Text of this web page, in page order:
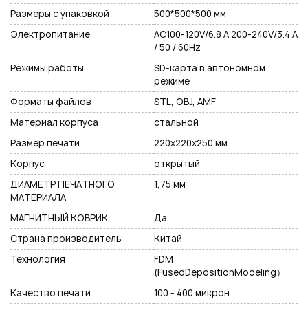
Размеры с упаковкой
500*500*500 мм
Электропитание
AC100-120V/6.8 A 200-240V/3.4 A
/ 50 / 60Hz
Режимы работы
SD-карта в автономном
режиме
Форматы файлов
STL, OBJ, AMF
Материал корпуса
стальной
Размер печати
220х220х250 мм
Корпус
открытый
ДИАМЕТР ПЕЧАТНОГО
МАТЕРИАЛА
1,75 мм
МАГНИТНЫЙ КОВРИК
Да
Страна производитель
Китай
Технология
FDM
(FusedDepositionModeling）
Качество печати
100 - 400 микрон